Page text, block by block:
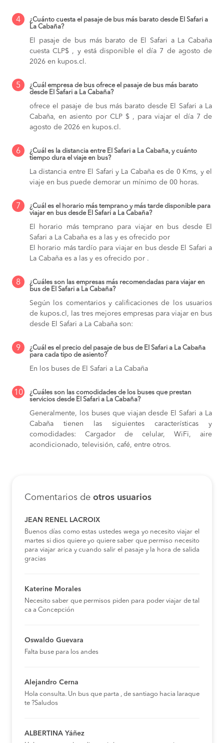
4
¿Cuánto cuesta el pasaje de bus más barato desde El Safari a
La Cabaña?
El pasaje de bus más barato de El Safari a La Cabaña
cuesta CLP$ , y está disponible el día 7 de agosto de
2026 en kupos.cl.
5
¿Cuál empresa de bus ofrece el pasaje de bus más barato
desde El Safari a La Cabaña?
ofrece el pasaje de bus más barato desde El Safari a La
Cabaña, en asiento por CLP $ , para viajar el día 7 de
agosto de 2026 en kupos.cl.
6
¿Cuál es la distancia entre El Safari a La Cabaña, y cuánto
tiempo dura el viaje en bus?
La distancia entre El Safari y La Cabaña es de 0 Kms, y el
viaje en bus puede demorar un mínimo de 00 horas.
7
¿Cuál es el horario más temprano y más tarde disponible para
viajar en bus desde El Safari a La Cabaña?
El horario más temprano para viajar en bus desde El
Safari a La Cabaña es a las y es ofrecido por
El horario más tardío para viajar en bus desde El Safari a
La Cabaña es a las y es ofrecido por .
8
¿Cuáles son las empresas más recomendadas para viajar en
bus de El Safari a La Cabaña?
Según los comentarios y calificaciones de los usuarios
de kupos.cl, las tres mejores empresas para viajar en bus
desde El Safari a La Cabaña son:
9
¿Cuál es el precio del pasaje de bus de El Safari a La Cabaña
para cada tipo de asiento?
En los buses de El Safari a La Cabaña
10
¿Cuáles son las comodidades de los buses que prestan
servicios desde El Safari a La Cabaña?
Generalmente, los buses que viajan desde El Safari a La
Cabaña tienen las siguientes características y
comodidades: Cargador de celular, WiFi, aire
acondicionado, televisión, café, entre otros.
Comentarios de otros usuarios
JEAN RENEL LACROIX
Buenos días como estas ustedes wega yo necesito viajar el
martes si dios quiere yo quiere saber que permiso necesito
para viajar arica y cuando salir el pasaje y la hora de salida
gracias
Katerine Morales
Necesito saber que permisos piden para poder viajar de tal
ca a Concepción
Oswaldo Guevara
Falta buse para los andes
Alejandro Cerna
Hola consulta. Un bus que parta , de santiago hacia laraque
te ?Saludos
ALBERTINA Yáñez